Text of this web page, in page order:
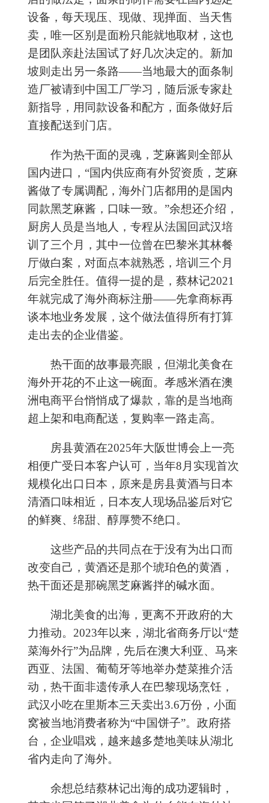
设备，每天现压、现做、现掸面、当天售
卖，唯一区别是面粉只能就地取材，这也
是团队亲赴法国试了好几次决定的。新加
坡则走出另一条路——当地最大的面条制
造厂被请到中国工厂学习，随后派专家赴
新指导，用同款设备和配方，面条做好后
直接配送到门店。
作为热干面的灵魂，芝麻酱则全部从
国内进口，“国内供应商有外贸资质，芝麻
酱做了专属调配，海外门店都用的是国内
同款黑芝麻酱，口味一致。”余想还介绍，
厨房人员是当地人，专程从法国回武汉培
训了三个月，其中一位曾在巴黎米其林餐
厅做白案，对面点本就熟悉，培训三个月
后完全胜任。值得一提的是，蔡林记2021
年就完成了海外商标注册——先拿商标再
谈本地业务发展，这个做法值得所有打算
走出去的企业借鉴。
热干面的故事最亮眼，但湖北美食在
海外开花的不止这一碗面。孝感米酒在澳
洲电商平台悄悄成了爆款，靠的是当地商
超上架和电商配送，复购率一路走高。
房县黄酒在2025年大阪世博会上一亮
相便广受日本客户认可，当年8月实现首次
规模化出口日本，原来是房县黄酒与日本
清酒口味相近，日本友人现场品鉴后对它
的鲜爽、绵甜、醇厚赞不绝口。
这些产品的共同点在于没有为出口而
改变自己，黄酒还是那个琥珀色的黄酒，
热干面还是那碗黑芝麻酱拌的碱水面。
湖北美食的出海，更离不开政府的大
力推动。2023年以来，湖北省商务厅以“楚
菜海外行”为品牌，先后在澳大利亚、马来
西亚、法国、葡萄牙等地举办楚菜推介活
动，热干面非遗传承人在巴黎现场烹饪，
武汉小吃在里斯本三天卖出3.6万份，小面
窝被当地消费者称为“中国饼子”。政府搭
台，企业唱戏，越来越多楚地美味从湖北
省内走向了海外。
余想总结蔡林记出海的成功逻辑时，